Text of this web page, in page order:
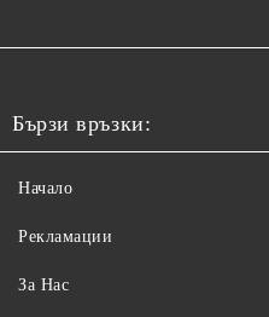
Бързи връзки:
Начало
Рекламации
За Нас